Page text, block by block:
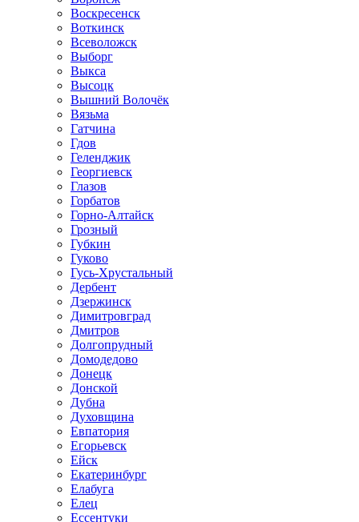
Воскресенск
Воткинск
Всеволожск
Выборг
Выкса
Высоцк
Вышний Волочёк
Вязьма
Гатчина
Гдов
Геленджик
Георгиевск
Глазов
Горбатов
Горно-Алтайск
Грозный
Губкин
Гуково
Гусь-Хрустальный
Дербент
Дзержинск
Димитровград
Дмитров
Долгопрудный
Домодедово
Донецк
Донской
Дубна
Духовщина
Евпатория
Егорьевск
Ейск
Екатеринбург
Елабуга
Елец
Ессентуки